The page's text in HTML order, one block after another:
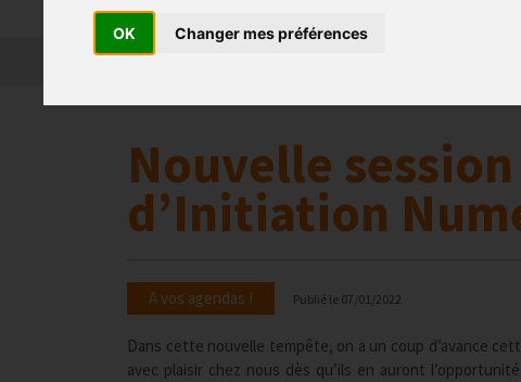
OK Changer mes préférences
Actualités
Nouvelle
d’Initiation
A vos agendas ! Publié le 07/01/2022
Dans cette nouvelle tempête, on a un coup d’avance
avec plaisir chez nous dès qu’ils en auront